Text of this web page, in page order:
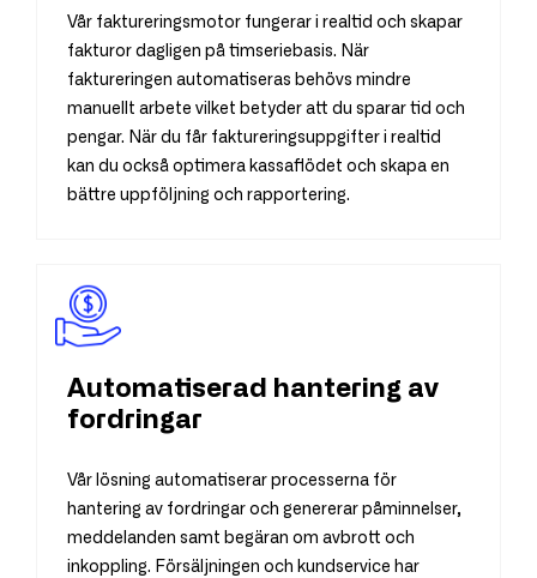
Vår faktureringsmotor fungerar i realtid och skapar
fakturor dagligen på timseriebasis. När
faktureringen automatiseras behövs mindre
manuellt arbete vilket betyder att du sparar tid och
pengar. När du får faktureringsuppgifter i realtid
kan du också optimera kassaflödet och skapa en
bättre uppföljning och rapportering.
Automatiserad hantering av
fordringar
Vår lösning automatiserar processerna för
hantering av fordringar och genererar påminnelser,
meddelanden samt begäran om avbrott och
inkoppling. Försäljningen och kundservice har